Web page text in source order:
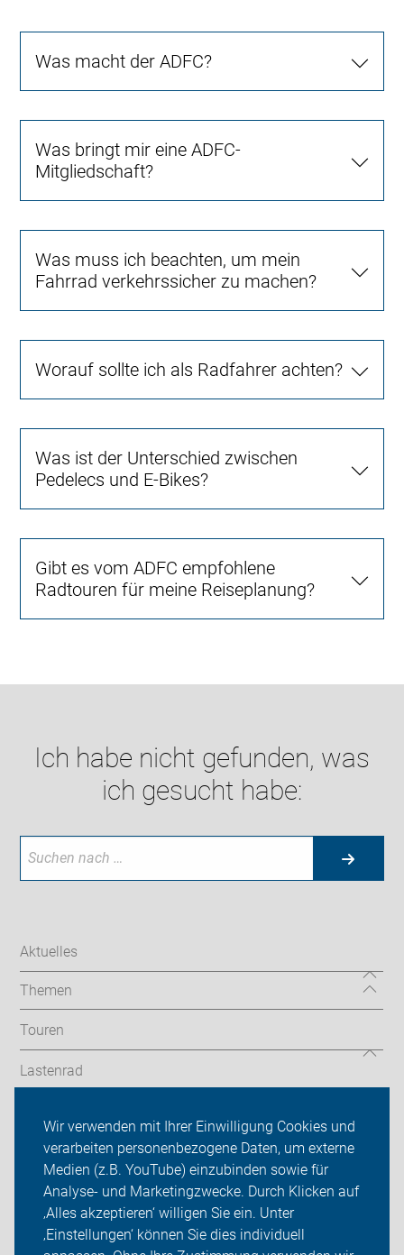
Wir verwenden mit Ihrer Einwilligung Cookies und
verarbeiten personenbezogene Daten, um externe
Medien (z.B. YouTube) einzubinden sowie für
Analyse- und Marketingzwecke. Durch Klicken auf
‚Alles akzeptieren‘ willigen Sie ein. Unter
‚Einstellungen‘ können Sie dies individuell
Was macht der ADFC?
Was bringt mir eine ADFC-
Mitgliedschaft?
Was muss ich beachten, um mein
Fahrrad verkehrssicher zu machen?
Worauf sollte ich als Radfahrer achten?
Was ist der Unterschied zwischen
Pedelecs und E-Bikes?
Gibt es vom ADFC empfohlene
Radtouren für meine Reiseplanung?
Ich habe nicht gefunden, was
ich gesucht habe:
Aktuelles
Themen
Touren
Lastenrad
ADFC Gelsenkirchen
Sei dabei
Presse